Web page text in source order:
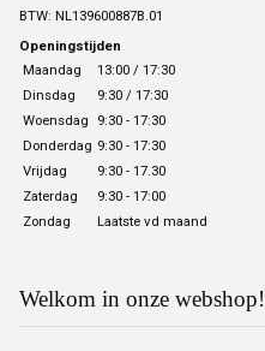
BTW: NL139600887B.01
Openingstijden
Maandag
13:00 / 17:30
Dinsdag
9:30 / 17:30
Woensdag
9:30 - 17:30
Donderdag 9:30 - 17:30
Vrijdag
9:30 - 17.30
Zaterdag
9:30 - 17:00
Zondag
Laatste vd maand
Welkom in onze webshop!